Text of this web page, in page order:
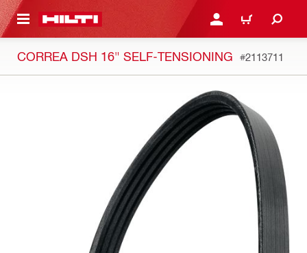
PRINCIPAL INICIE SESIÓN O
CARRITO
CORREA DSH 16" SELF-TENSIONING #2113711